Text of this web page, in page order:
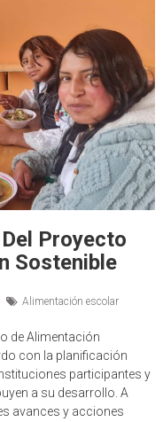
Proyecto
Sostenible
Alimentación escolar
de Alimentación
con la planificación
participantes y
a su desarrollo. A
avances y acciones